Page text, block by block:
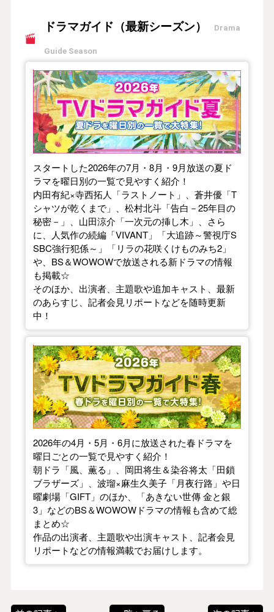
ドラマガイド（最新シーズン） Drama
Guide Season
【2026年夏】TVドラマガイド
スタートした2026年の7月・8月・9月放送の夏ド
ラマを曜日別の一覧で見やすく紹介！
内田有紀×寺西拓人「ラストノート」、蒼井優「T
シャツが乾くまで」、松村北斗「告白－25年目の
秘密－」、山田涼介「一次元の挿し木」、さら
に、人気作の続編「VIVANT」「大追跡～警視庁S
SBC強行犯係～」「リラの花咲くけものみち2」
や、BS＆WOWOWで放送される新ドラマの情報
も掲載☆
そのほか、出演者、主題歌や追加キャスト、最新
のあらすじ、記者会見リポートなどを随時更新
中！
【2026年春】TVドラマガイド
2026年の4月・5月・6月に放送された春ドラマを
曜日ごとの一覧で見やすく紹介！
朝ドラ「風、薫る」、岡田将生＆染谷将太「田鎖
ブラザーズ」、波瑠×麻生久美子「月夜行路」や日
曜劇場「GIFT」のほか、「あきない世傳 金と銀
3」などのBS＆WOWOWドラマの情報も含めて総
まとめ☆
作品の出演者、主題歌や出演キャスト、記者会見
リポートなどの情報満載でお届けします。